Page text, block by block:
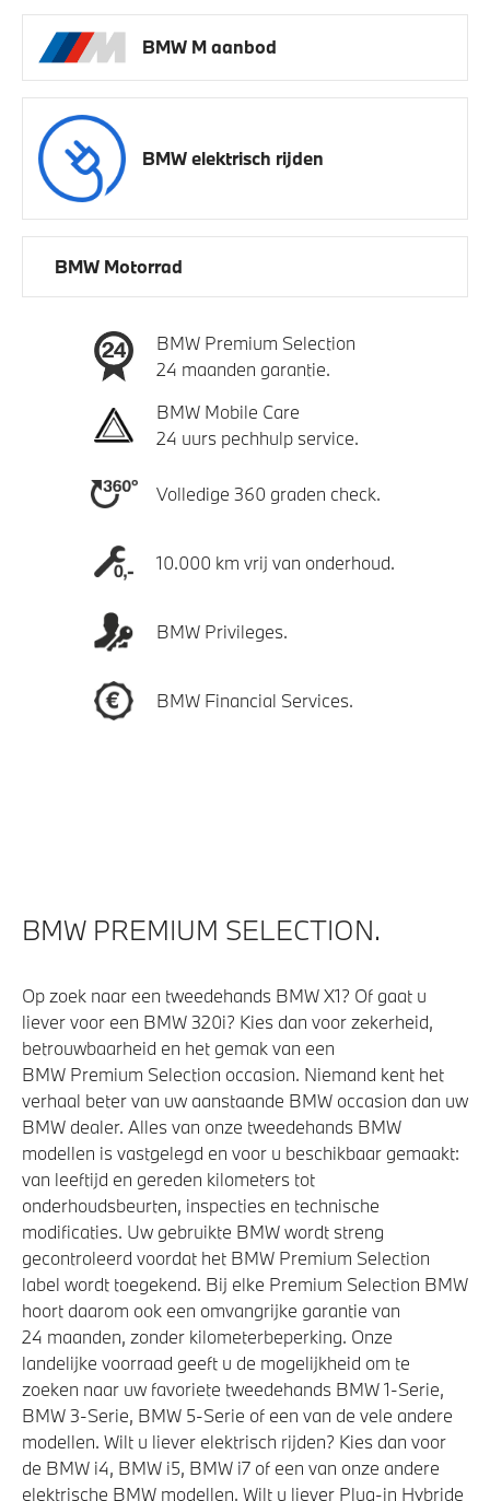
BMW M aanbod
BMW elektrisch rijden
BMW Motorrad
BMW Premium Selection
24 maanden garantie.
BMW Mobile Care
24 uurs pechhulp service.
Volledige 360 graden check.
10.000 km vrij van onderhoud.
BMW Privileges.
BMW Financial Services.
BMW PREMIUM SELECTION.
Op zoek naar een tweedehands BMW X1? Of gaat u
liever voor een BMW 320i? Kies dan voor zekerheid,
betrouwbaarheid en het gemak van een
BMW Premium Selection occasion. Niemand kent het
verhaal beter van uw aanstaande BMW occasion dan uw
BMW dealer. Alles van onze tweedehands BMW
modellen is vastgelegd en voor u beschikbaar gemaakt:
van leeftijd en gereden kilometers tot
onderhoudsbeurten, inspecties en technische
modificaties. Uw gebruikte BMW wordt streng
gecontroleerd voordat het BMW Premium Selection
label wordt toegekend. Bij elke Premium Selection BMW
hoort daarom ook een omvangrijke garantie van
24 maanden, zonder kilometerbeperking. Onze
landelijke voorraad geeft u de mogelijkheid om te
zoeken naar uw favoriete tweedehands BMW 1-Serie,
BMW 3-Serie, BMW 5-Serie of een van de vele andere
modellen. Wilt u liever elektrisch rijden? Kies dan voor
de BMW i4, BMW i5, BMW i7 of een van onze andere
elektrische BMW modellen. Wilt u liever Plug-in Hybride